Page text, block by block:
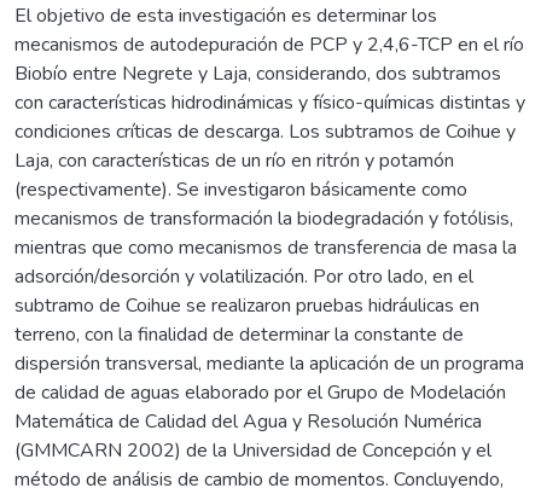
El objetivo de esta investigación es determinar los
mecanismos de autodepuración de PCP y 2,4,6-TCP en el río
Biobío entre Negrete y Laja, considerando, dos subtramos
con características hidrodinámicas y físico-químicas distintas y
condiciones críticas de descarga. Los subtramos de Coihue y
Laja, con características de un río en ritrón y potamón
(respectivamente). Se investigaron básicamente como
mecanismos de transformación la biodegradación y fotólisis,
mientras que como mecanismos de transferencia de masa la
adsorción/desorción y volatilización. Por otro lado, en el
subtramo de Coihue se realizaron pruebas hidráulicas en
terreno, con la finalidad de determinar la constante de
dispersión transversal, mediante la aplicación de un programa
de calidad de aguas elaborado por el Grupo de Modelación
Matemática de Calidad del Agua y Resolución Numérica
(GMMCARN 2002) de la Universidad de Concepción y el
método de análisis de cambio de momentos. Concluyendo,